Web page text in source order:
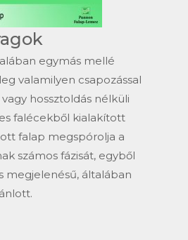
egymás mellé
valamilyen csapozással
hossztoldás nélküli
falécekből kialakított
falap megspórolja a
számos fázisát, egyből
megjelenésű, általában